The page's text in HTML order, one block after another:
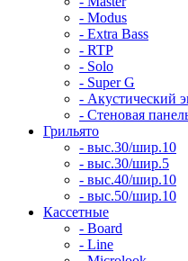
- Modus
- Extra Bass
- RTP
- Solo
- Super G
- Акустический
- Стеновая
Грильято
- выс.30/шир.10
- выс.30/шир.5
- выс.40/шир.10
- выс.50/шир.10
Кассетные
- Board
- Line